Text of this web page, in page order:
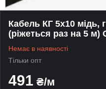
Кабель КГ 5х10 мідь,
(ріжеться раз на 5 м)
Немає в наявності
Тільки опт
491 ₴/м